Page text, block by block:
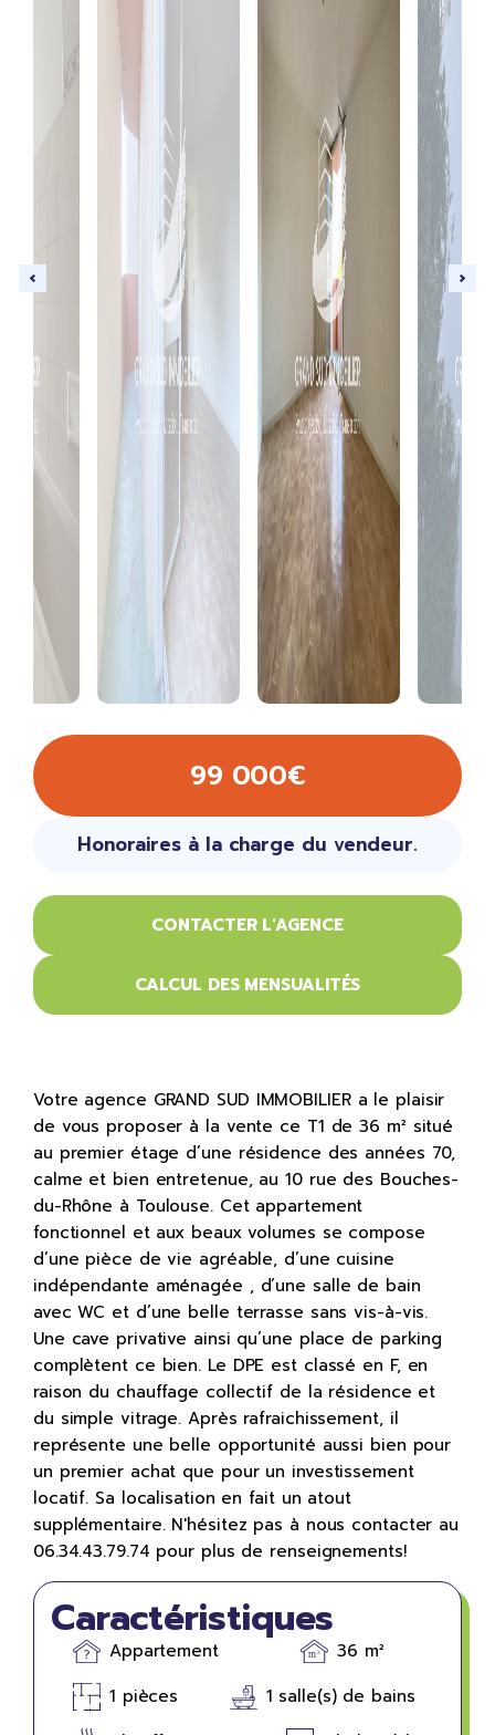
99 000€
Honoraires à la charge du vendeur.
CONTACTER L'AGENCE
CALCUL DES MENSUALITÉS
Votre agence GRAND SUD IMMOBILIER a le plaisir
de vous proposer à la vente ce T1 de 36 m² situé
au premier étage d’une résidence des années 70,
calme et bien entretenue, au 10 rue des Bouches-
du-Rhône à Toulouse. Cet appartement
fonctionnel et aux beaux volumes se compose
d’une pièce de vie agréable, d’une cuisine
indépendante aménagée , d’une salle de bain
avec WC et d’une belle terrasse sans vis-à-vis.
Une cave privative ainsi qu’une place de parking
complètent ce bien. Le DPE est classé en F, en
raison du chauffage collectif de la résidence et
du simple vitrage. Après rafraichissement, il
représente une belle opportunité aussi bien pour
un premier achat que pour un investissement
locatif. Sa localisation en fait un atout
supplémentaire. N'hésitez pas à nous contacter au
06.34.43.79.74 pour plus de renseignements!
Caractéristiques
Appartement
36 m²
1 pièces
1 salle(s) de bains